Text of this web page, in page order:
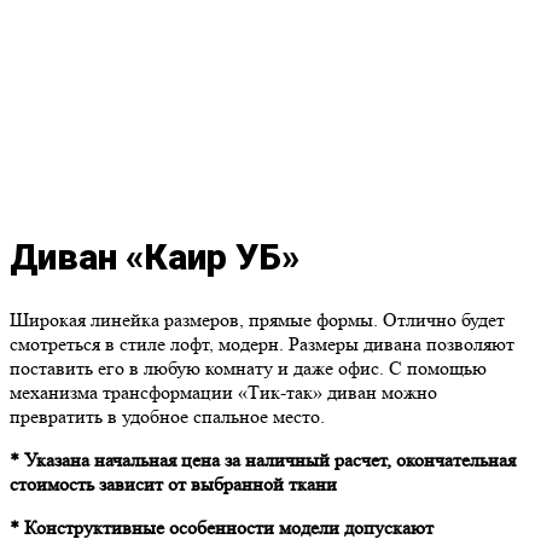
Диван «Каир УБ»
Широкая линейка размеров, прямые формы. Отлично будет
смотреться в стиле лофт, модерн. Размеры дивана позволяют
поставить его в любую комнату и даже офис. С помощью
механизма трансформации «Тик-так» диван можно
превратить в удобное спальное место.
* Указана начальная цена за наличный расчет, окончательная
стоимость зависит от выбранной ткани
* Конструктивные особенности модели допускают